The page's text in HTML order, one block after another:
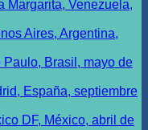
Margarita, Venezuela,
Aires, Argentina,
Brasil, mayo de
España, septiembre
DF, México, abril de